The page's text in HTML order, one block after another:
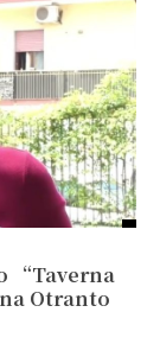
“Taverna
Otranto